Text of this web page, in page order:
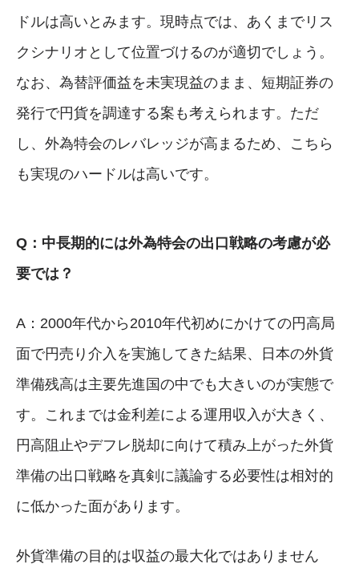
ドルは高いとみます。現時点では、あくまでリス
クシナリオとして位置づけるのが適切でしょう。
なお、為替評価益を未実現益のまま、短期証券の
発行で円貨を調達する案も考えられます。ただ
し、外為特会のレバレッジが高まるため、こちら
も実現のハードルは高いです。
Q：中長期的には外為特会の出口戦略の考慮が必
要では？
A：2000年代から2010年代初めにかけての円高局
面で円売り介入を実施してきた結果、日本の外貨
準備残高は主要先進国の中でも大きいのが実態で
す。これまでは金利差による運用収入が大きく、
円高阻止やデフレ脱却に向けて積み上がった外貨
準備の出口戦略を真剣に議論する必要性は相対的
に低かった面があります。
外貨準備の目的は収益の最大化ではありません